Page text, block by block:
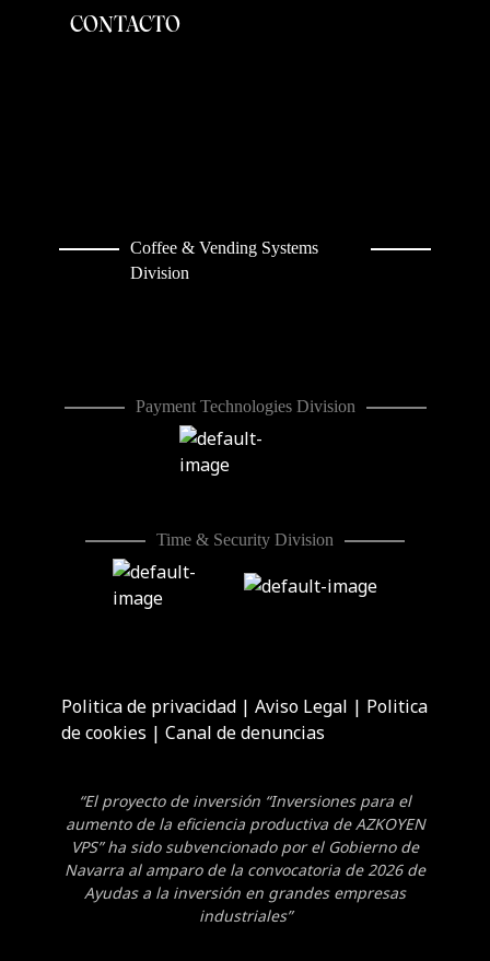
CONTACTO
Coffee & Vending Systems
Division
Payment Technologies Division
Time & Security Division
Politica de privacidad |Aviso Legal | Politica
de cookies |Canal de denuncias
“El proyecto de inversión “Inversiones para el
aumento de la eficiencia productiva de AZKOYEN
VPS” ha sido subvencionado por el Gobierno de
Navarra al amparo de la convocatoria de 2026 de
Ayudas a la inversión en grandes empresas
industriales”